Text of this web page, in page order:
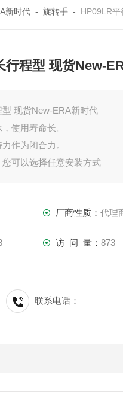
新时代 -旋转手 - HP09LR平行运动机械手
行程型 现货New-
现货New-ERA新时代
使用寿命长。
作为闭合力。
可以选择任意安装方式
厂商性质： 代理
访 问 量： 873
联系电话：